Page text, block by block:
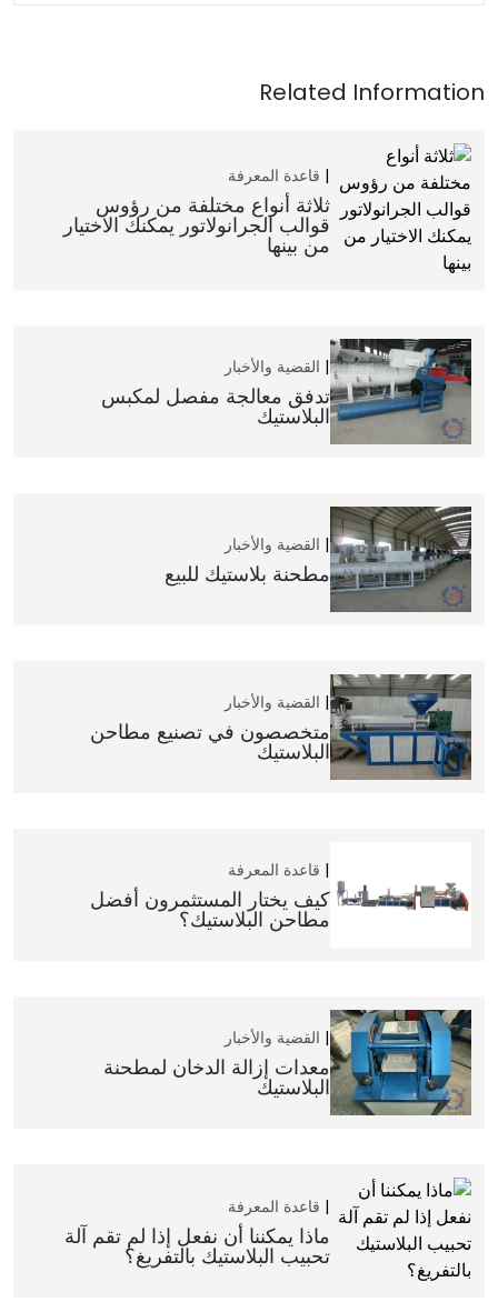
قاعدة المعرفة
ثلاثة أنواع مختلفة من رؤوس
قوالب الجرانولاتور يمكنك الاختيار
من بينها
القضية والأخبار
تدفق معالجة مفصل لمكبس
البلاستيك
القضية والأخبار
مطحنة بلاستيك للبيع
القضية والأخبار
متخصصون في تصنيع مطاحن
البلاستيك
قاعدة المعرفة
كيف يختار المستثمرون أفضل
مطاحن البلاستيك؟
القضية والأخبار
معدات إزالة الدخان لمطحنة
البلاستيك
قاعدة المعرفة
ماذا يمكننا أن نفعل إذا لم تقم آلة
تحبيب البلاستيك بالتفريغ؟